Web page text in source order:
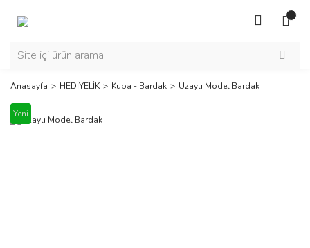
Anasayfa HEDİYELİK Kupa - Bardak Uzaylı Model Bardak
Yeni